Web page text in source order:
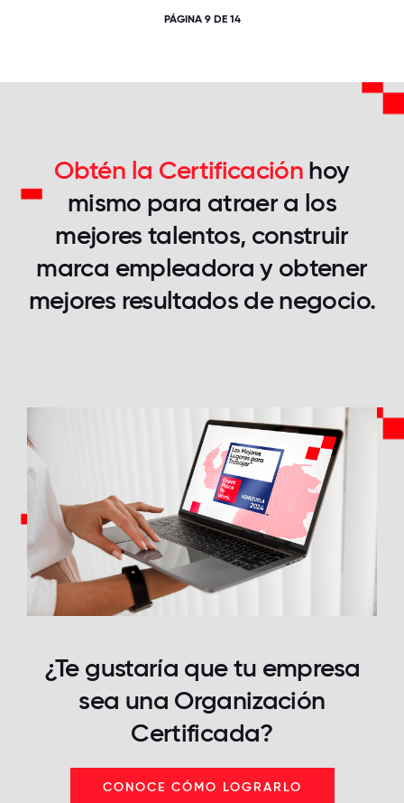
PÁGINA 9 DE 14
Obtén la Certificación hoy
mismo para atraer a los
mejores talentos, construir
marca empleadora y obtener
mejores resultados de negocio.
¿Te gustaría que tu empresa
sea una Organización
Certificada?
CONOCE CÓMO LOGRARLO